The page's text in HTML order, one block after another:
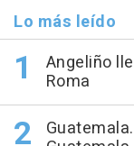
Lo más leído
Angeliño
Roma